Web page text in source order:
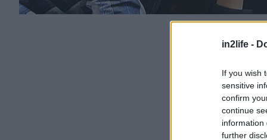
in2life -
If you wish
sensitive
confirm
continue
information
further